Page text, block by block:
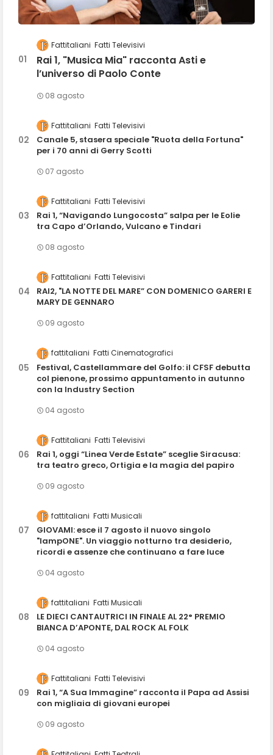
Fattitaliani Fatti Televisivi
Rai 1, "Musica Mia" racconta Asti e
l’universo di Paolo Conte
08 agosto
Fattitaliani Fatti Televisivi
Canale 5, stasera speciale "Ruota della Fortuna"
per i 70 anni di Gerry Scotti
07 agosto
Fattitaliani Fatti Televisivi
Rai 1, “Navigando Lungocosta” salpa per le Eolie
tra Capo d’Orlando, Vulcano e Tindari
08 agosto
Fattitaliani Fatti Televisivi
RAI2, "LA NOTTE DEL MARE” CON DOMENICO GARERI E
MARY DE GENNARO
09 agosto
fattitaliani Fatti Cinematografici
Festival, Castellammare del Golfo: il CFSF debutta
col pienone, prossimo appuntamento in autunno
con la Industry Section
04 agosto
Fattitaliani Fatti Televisivi
Rai 1, oggi “Linea Verde Estate” sceglie Siracusa:
tra teatro greco, Ortigia e la magia del papiro
09 agosto
fattitaliani Fatti Musicali
GIOVAMI: esce il 7 agosto il nuovo singolo
"lampONE". Un viaggio notturno tra desiderio,
ricordi e assenze che continuano a fare luce
04 agosto
fattitaliani Fatti Musicali
LE DIECI CANTAUTRICI IN FINALE AL 22° PREMIO
BIANCA D’APONTE, DAL ROCK AL FOLK
04 agosto
Fattitaliani Fatti Televisivi
Rai 1, “A Sua Immagine” racconta il Papa ad Assisi
con migliaia di giovani europei
09 agosto